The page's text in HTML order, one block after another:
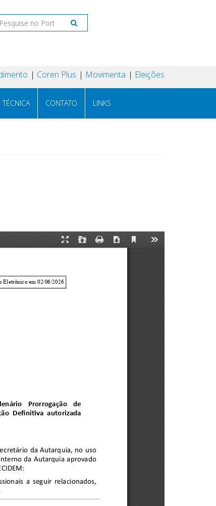
Coren Plus Movimenta Eleições
CONTATO LINKS